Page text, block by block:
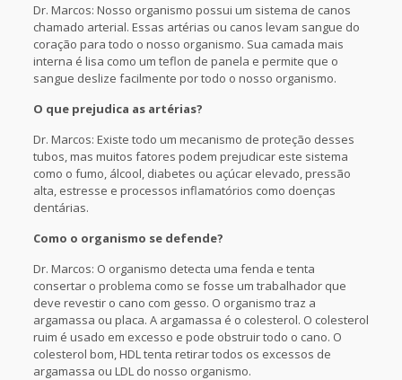
Dr. Marcos: Nosso organismo possui um sistema de canos
chamado arterial. Essas artérias ou canos levam sangue do
coração para todo o nosso organismo. Sua camada mais
interna é lisa como um teflon de panela e permite que o
sangue deslize facilmente por todo o nosso organismo.
O que prejudica as artérias?
Dr. Marcos: Existe todo um mecanismo de proteção desses
tubos, mas muitos fatores podem prejudicar este sistema
como o fumo, álcool, diabetes ou açúcar elevado, pressão
alta, estresse e processos inflamatórios como doenças
dentárias.
Como o organismo se defende?
Dr. Marcos: O organismo detecta uma fenda e tenta
consertar o problema como se fosse um trabalhador que
deve revestir o cano com gesso. O organismo traz a
argamassa ou placa. A argamassa é o colesterol. O colesterol
ruim é usado em excesso e pode obstruir todo o cano. O
colesterol bom, HDL tenta retirar todos os excessos de
argamassa ou LDL do nosso organismo.